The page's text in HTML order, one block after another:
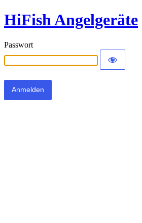
HiFish Angelgeräte
Passwort